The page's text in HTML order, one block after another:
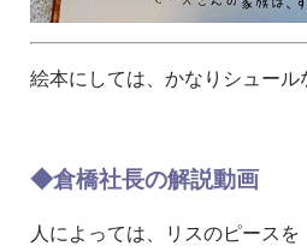
絵本にしては、かなりシュール
◆倉橋社長の解説動画
人によっては、リスのピース